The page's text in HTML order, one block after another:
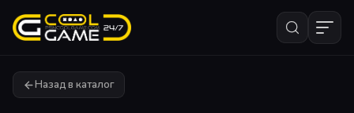
Назад в каталог